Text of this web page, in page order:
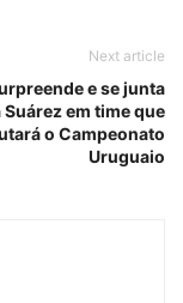
Next article
e se junta
Suárez em time que
o Campeonato
Uruguaio